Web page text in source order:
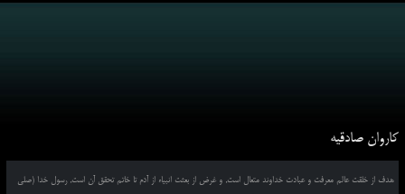
کاروان صادقیه
هدف از خلقت عالم معرفت و عبادت خداوند متعال است, و غرض از بعثت انبیاء از آدم تا خاتم تحقق آن است, رسول خدا (صلی